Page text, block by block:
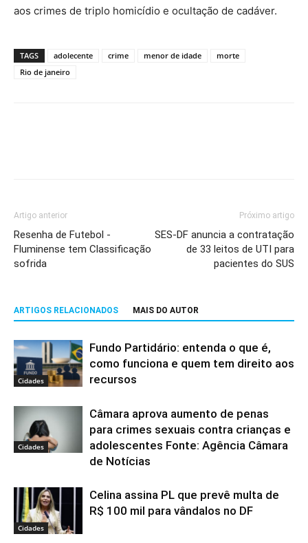
aos crimes de triplo homicídio e ocultação de cadáver.
TAGS adolecente crime menor de idade
morte
Rio de janeiro
Artigo anterior
Resenha de Futebol -
Fluminense tem Classificação
sofrida
Próximo artigo
SES-DF anuncia a contratação
de 33 leitos de UTI para
pacientes do SUS
ARTIGOS RELACIONADOS MAIS DO AUTOR
Cidades
Fundo Partidário: entenda o que é,
como funciona e quem tem direito aos
recursos
Cidades
Câmara aprova aumento de penas
para crimes sexuais contra crianças e
adolescentes Fonte: Agência Câmara
de Notícias
Cidades
Celina assina PL que prevê multa de
R$ 100 mil para vândalos no DF